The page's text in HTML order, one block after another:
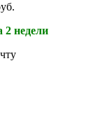
недели